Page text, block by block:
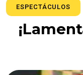
ESPECTÁCULOS